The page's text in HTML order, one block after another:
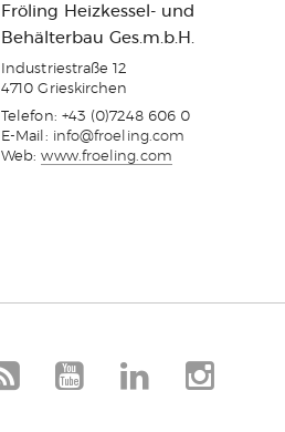
Fröling Heizkessel- und
Behälterbau Ges.m.b.H.
Industriestraße 12
4710 Grieskirchen
Telefon: +43 (0)7248 606 0
E-Mail: info@froeling.com
Web:www.froeling.com